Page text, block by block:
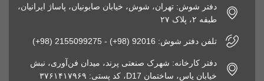
دفتر شوش: تهران، شوش، خیابان صابونیان، پاساژ ایرانیان،
طبقه ۲، پلاک ۲۷
تلفن دفتر شوش: 92016 (98+) - 2155099275 (98+)
دفتر کارخانه: شهرک صنعتی پرند، میدان فن‌آوری، نبش
خیابان یاس، ساختمان D17، کد پستی: ۳۷۶۱۴۱۷۹۶۹